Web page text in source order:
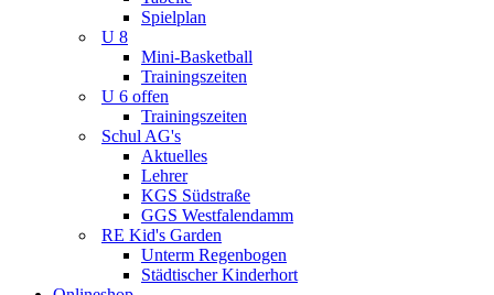
Spielplan
U 8
Mini-Basketball
Trainingszeiten
U 6 offen
Trainingszeiten
Schul AG's
Aktuelles
Lehrer
KGS Südstraße
GGS Westfalendamm
RE Kid's Garden
Unterm Regenbogen
Städtischer Kinderhort